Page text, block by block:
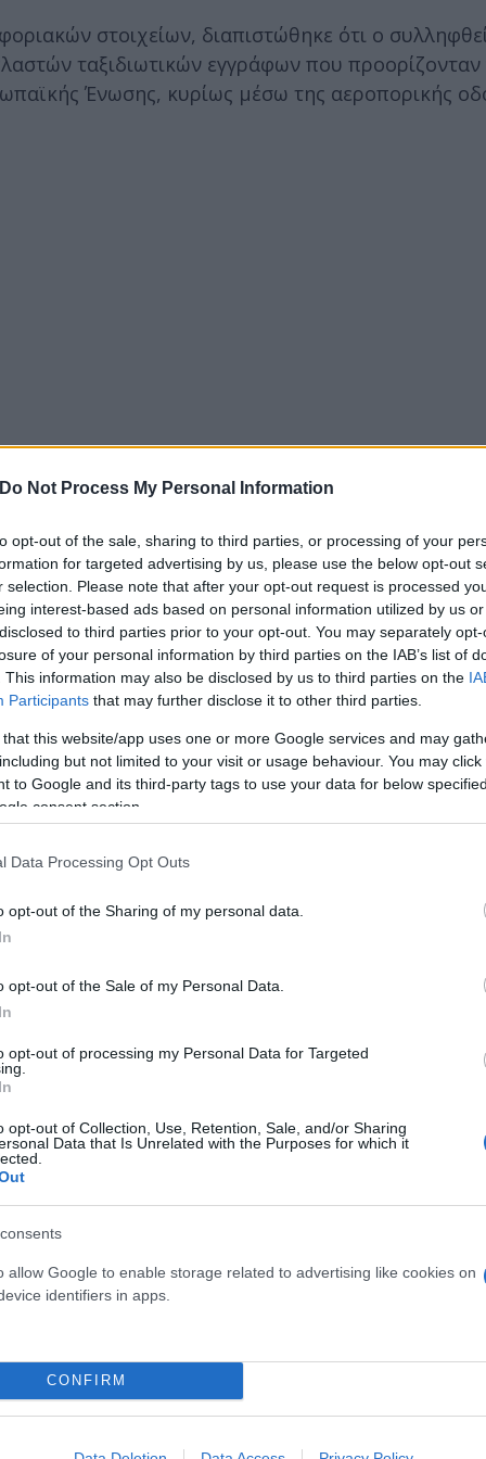
Do Not Process My Personal Information
opt-out of the sale, sharing to third parties, or processing of your
for targeted advertising by us, please use the below opt-out
selection. Please note that after your opt-out request is processed
interest-based ads based on personal information utilized by us
to third parties prior to your opt-out. You may separately
of your personal information by third parties on the IAB’s list of
This information may also be disclosed by us to third parties on the
Participants that may further disclose it to other third parties.
that this website/app uses one or more Google services and may
but not limited to your visit or usage behaviour. You may
to Google and its third-party tags to use your data for below
consent section.
Data Processing Opt Outs
opt-out of the Sharing of my personal data.
opt-out of the Sale of my Personal Data.
opt-out of processing my Personal Data for Targeted
opt-out of Collection, Use, Retention, Sale, and/or Sharing
Data that Is Unrelated with the Purposes for which it
allow Google to enable storage related to advertising like cookies on
identifiers in apps.
CONFIRM
στοιχείων, διαπιστώθηκε ότι ο
ταξιδιωτικών εγγράφων που προορίζονταν
Ένωσης, κυρίως μέσω της αεροπορικής
πλήρες εργαστήριο κατάρτισης
χρησιμοποιούσε μόνο ως «καβάτζα», ενώ για να
δεδομένου ότι κατά το παρελθόν είχε
χρονικά από το 2021, οπότε και φέρεται
εκτύπωσης και εγχάραξης εγγράφων και
με ιριδίζοντα στοιχεία ασφαλείας
λογισμικό επεξεργασίας εικόνων και